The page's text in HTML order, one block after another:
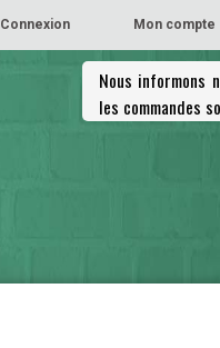
Mon compte
Connexion
Nous
les commandes